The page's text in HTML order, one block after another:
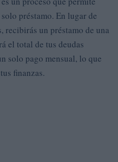
préstamo. En lugar de
recibirás un préstamo de una
el total de tus deudas
solo pago mensual, lo que
finanzas.